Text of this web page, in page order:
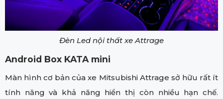
Đèn Led nội thất xe Attrage
Android Box KATA mini
Màn hình cơ bản của xe Mitsubishi Attrage sở hữu rất ít
tính năng và khả năng hiển thị còn nhiều hạn chế.